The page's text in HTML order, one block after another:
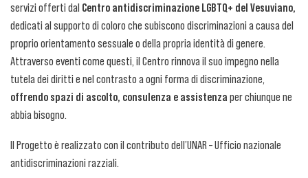
servizi offerti dal Centro antidiscriminazione LGBTQ+ del Vesuviano,
dedicati al supporto di coloro che subiscono discriminazioni a causa del
proprio orientamento sessuale o della propria identità di genere.
Attraverso eventi come questi, il Centro rinnova il suo impegno nella
tutela dei diritti e nel contrasto a ogni forma di discriminazione,
offrendo spazi di ascolto, consulenza e assistenza per chiunque ne
abbia bisogno.
Il Progetto è realizzato con il contributo dell’UNAR – Ufficio nazionale
antidiscriminazioni razziali.